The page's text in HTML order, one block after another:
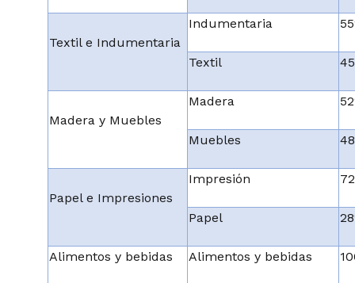
Textil e Indumentaria
Indumentaria
Textil
Madera y Muebles
Madera
Muebles
Papel e Impresiones
Impresión
Papel
Alimentos y bebidas Alimentos y bebidas